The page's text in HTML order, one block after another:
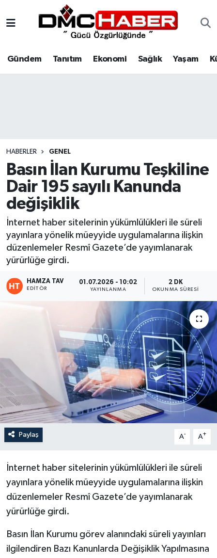
Gündem Tanıtım Ekonomi Sağlık Yaşam
HABERLER GENEL
Basın İlan Kurumu Teşkiline
Dair 195 sayılı Kanunda
değişiklik
İnternet haber sitelerinin yükümlülükleri ile süreli
yayınlara yönelik müeyyide uygulamalarına ilişkin
düzenlemeler Resmî Gazete’de yayımlanarak
yürürlüğe girdi.
HAMZA TAV
EDITÖR
01.07.2026 - 10:02
YAYINLANMA
2 DK
OKUNMA SÜRESI
Paylaş A- A+
İnternet haber sitelerinin yükümlülükleri ile süreli
yayınlara yönelik müeyyide uygulamalarına ilişkin
düzenlemeler Resmî Gazete’de yayımlanarak
yürürlüğe girdi.
Basın İlan Kurumu görev alanındaki süreli yayınları
ilgilendiren Bazı Kanunlarda Değişiklik Yapılmasına
Tanıtım
Kültür
Spor
Siyaset
Eğitim
Teknoloji
Asayiş
Nöbetçi Eczaneler
Hava Durumu
Son Dakika Haberleri
Haber Arşivi